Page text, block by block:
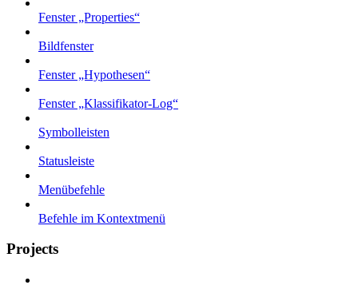
Fenster „Properties“
Bildfenster
Fenster „Hypothesen“
Fenster „Klassifikator-Log“
Symbolleisten
Statusleiste
Menübefehle
Befehle im Kontextmenü
Projects